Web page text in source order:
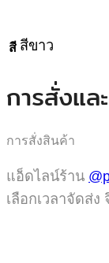
สี สีขาว
การสั่งแล
การสั่งสินค้า
แอ็ดไลน์ร้าน
เลือกเวลาจัดส่ง